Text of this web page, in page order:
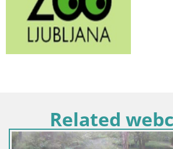
Related